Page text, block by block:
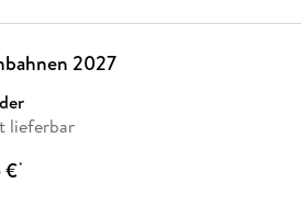
2027
lieferbar
€*